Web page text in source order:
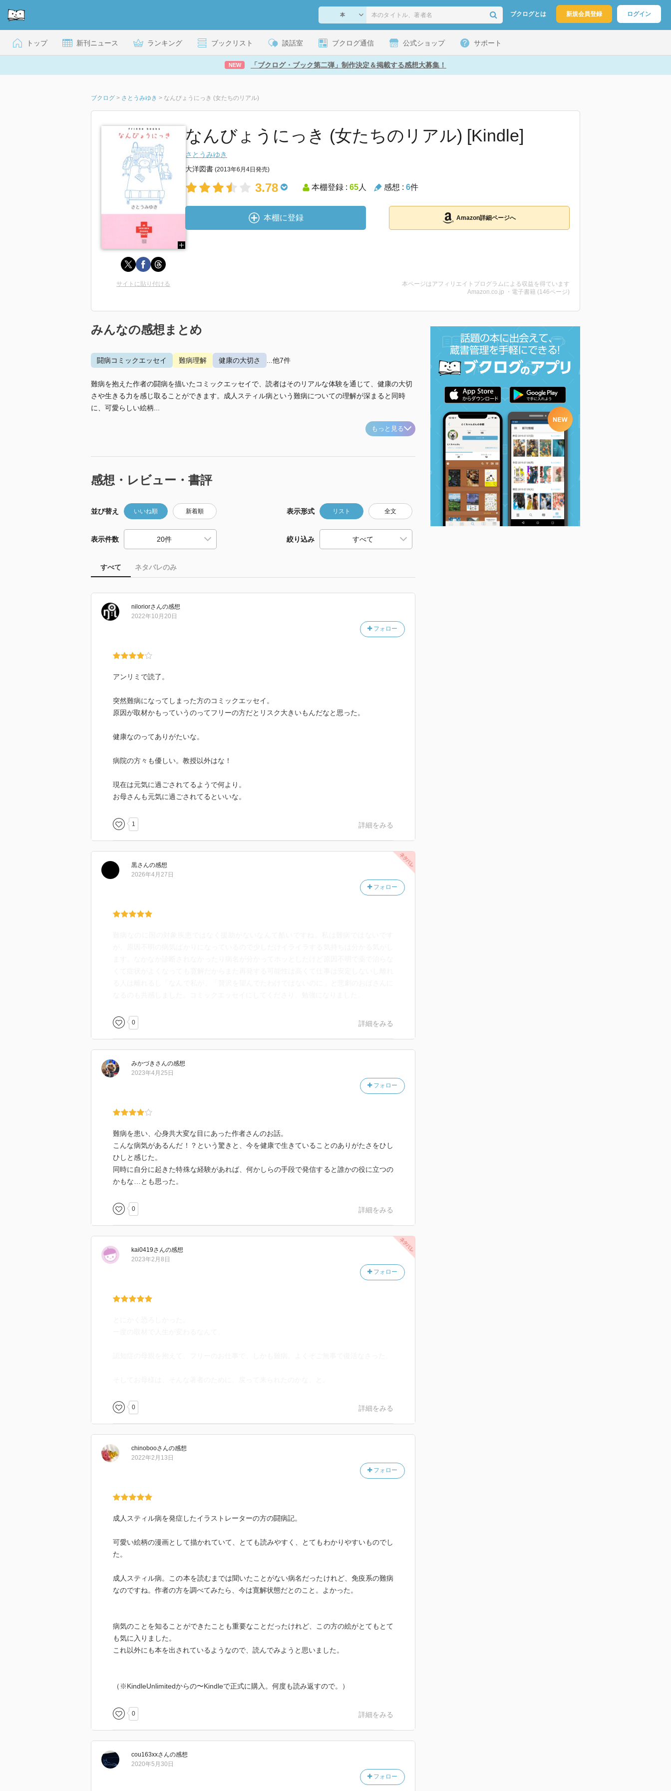
ブクログとは 新規会員登録 ログイン
トップ 新刊ニュース ランキング ブックリスト 談話室 ブクログ通信 公式ショップ サポート
NEW 「ブクログ・ブック第二弾」制作決定＆掲載する感想大募集！
ブクログ > さとうみゆき > なんびょうにっき (女たちのリアル)
なんびょうにっき (女たちのリアル) [Kindle]
さとうみゆき
大洋図書 (2013年6月4日発売)
3.78 本棚登録 : 65人 感想 : 6件
本棚に登録 Amazon詳細ページへ
サイトに貼り付ける
本ページはアフィリエイトプログラムによる収益を得ています
Amazon.co.jp ・電子書籍 (146ページ)
みんなの感想まとめ
闘病コミックエッセイ 難病理解 健康の大切さ ...他7件
難病を抱えた作者の闘病を描いたコミックエッセイで、読者はそのリアルな体験を通じて、健康の大切
さや生きる力を感じ取ることができます。成人スティル病という難病についての理解が深まると同時
に、可愛らしい絵柄...
もっと見る
感想・レビュー・書評
並び替え いいね順 新着順 表示形式 リスト 全文
表示件数 絞り込み
すべて ネタバレのみ
niloriorさんの感想
フォロー
2022年10月20日
アンリミで読了。
突然難病になってしまった方のコミックエッセイ。
原因が取材かもっていうのってフリーの方だとリスク大きいもんだなと思った。
健康なのってありがたいな。
病院の方々も優しい。教授以外はな！
現在は元気に過ごされてるようで何より。
お母さんも元気に過ごされてるといいな。
1 詳細をみる
黒さんの感想
フォロー
2026年4月27日
0 詳細をみる
みかづき さんの感想
フォロー
2023年4月25日
難病を患い、心身共大変な目にあった作者さんのお話。
こんな病気があるんだ！？という驚きと、今を健康で生きていることのありがたさをひし
ひしと感じた。
同時に自分に起きた特殊な経験があれば、何かしらの手段で発信すると誰かの役に立つの
かもな…とも思った。
0 詳細をみる
kai0419さんの感想
フォロー
2023年2月8日
0 詳細をみる
chinobooさんの感想
フォロー
2022年2月13日
成人スティル病を発症したイラストレーターの方の闘病記。
可愛い絵柄の漫画として描かれていて、とても読みやすく、とてもわかりやすいものでし
た。
成人スティル病。この本を読むまでは聞いたことがない病名だったけれど、免疫系の難病
なのですね。作者の方を調べてみたら、今は寛解状態だとのこと。よかった。
病気のことを知ることができたことも重要なことだったけれど、この方の絵がとてもとて
も気に入りました。
これ以外にも本を出されているようなので、読んでみようと思いました。
（※KindleUnlimitedからの〜Kindleで正式に購入。何度も読み返すので。）
0 詳細をみる
cou163xxさんの感想
フォロー
2020年5月30日